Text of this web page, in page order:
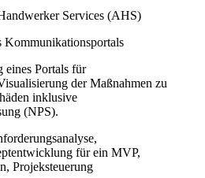
Services (AHS)
Kommunikationsportals
Portals für
der Maßnahmen zu
inklusive
(NPS).
für ein MVP,
Projeksteuerung